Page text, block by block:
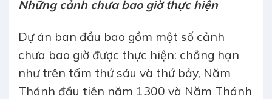
Những cảnh chưa bao giờ thực hiện
Dự án ban đầu bao gồm một số cảnh
chưa bao giờ được thực hiện: chẳng hạn
như trên tấm thứ sáu và thứ bảy, Năm
Thánh đầu tiên năm 1300 và Năm Thánh